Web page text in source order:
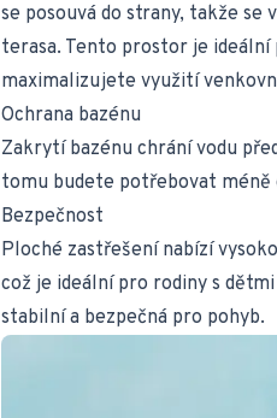
se posouvá do strany, takže
terasa. Tento prostor je
maximalizujete využití
Ochrana bazénu
Zakrytí bazénu chrání vodu
tomu budete potřebovat méně
Bezpečnost
Ploché zastřešení nabízí
což je ideální pro rodiny s
stabilní a bezpečná pro pohyb.